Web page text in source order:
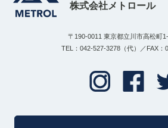
株式会社メトロール
〒190-0011 東京都立川市高松町
TEL：042-527-3278（代）／FAX：